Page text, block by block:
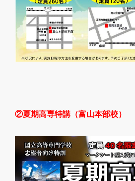
②夏期高専特講（富山本部校）